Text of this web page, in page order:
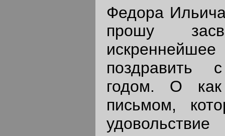
Федора
прошу
поздравить
годом. О
письмом,